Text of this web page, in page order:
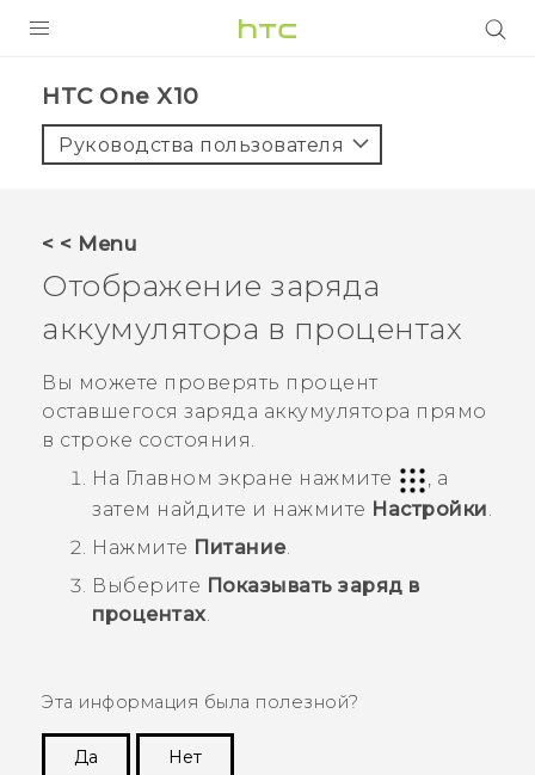
5G
VIVERSE
ПОДДЕРЖКА
HTC One X10‎
Руководства пользователя
< < Menu
Отображение заряда
аккумулятора в процентах
Вы можете проверять процент
оставшегося заряда аккумулятора прямо
в строке состояния.
На Главном экране нажмите
, а
затем найдите и нажмите Настройки
Нажмите Питание.
Выберите Показывать заряд в
процентах
Эта информация была полезной?
Да
Нет